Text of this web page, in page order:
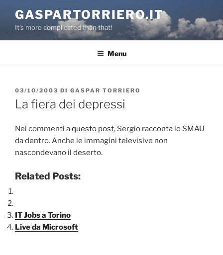
contenuto
GASPARTORRIERO.IT
It's more complicated than that!
Menu
PUBBLICATO
IL
03/10/2003 DI GASPAR TORRIERO
La fiera dei depressi
Nei commenti aquesto post, Sergio racconta lo SMAU
da dentro. Anche le immagini televisive non
nascondevano il deserto.
Related Posts:
IT Jobs a Torino
Live da Microsoft